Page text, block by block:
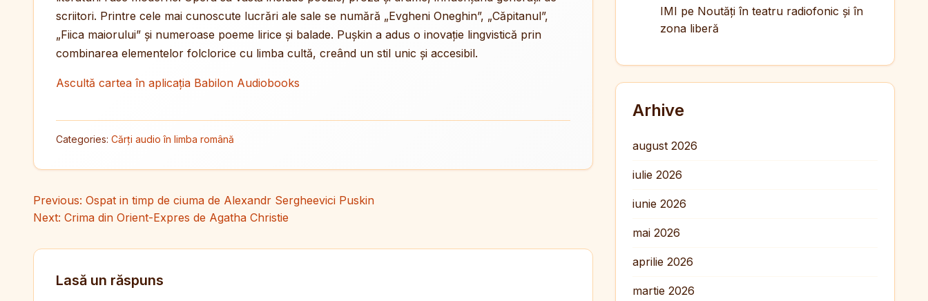
scriitori. Printre cele mai cunoscute lucrări ale sale se numără „Evgheni Oneghin”, „Căpitanul”,
„Fiica maiorului” și numeroase poeme lirice și balade. Pușkin a adus o inovație lingvistică prin
combinarea elementelor folclorice cu limba cultă, creând un stil unic și accesibil.
Ascultă cartea în aplicația Babilon Audiobooks
Categories: Cărți audio în limba română
Navigare în articole
Previous: Ospat in timp de ciuma de Alexandr Sergheevici Puskin
Next: Crima din Orient-Expres de Agatha Christie
Lasă un răspuns
IMI pe Noutăți în teatru radiofonic și în
zona liberă
Arhive
august 2026
iulie 2026
iunie 2026
mai 2026
aprilie 2026
martie 2026